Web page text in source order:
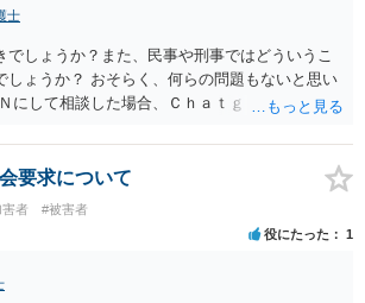
士
でしょうか？また、民事や刑事ではどういうこ
しょうか？ おそらく、何らの問題もないと思い
にして相談した場合、Ｃｈａｔｇｐｔがｏｐｅ
が、個人名や会社名を特定していない限り、一
て回答に織り込まれる可能性が生じるにすぎま
体が、秘密情報に当たるとは思えませんし、名
社に対する誹謗中傷の不特定多数への公開に
ん。 もちろん、誰がその内容をｃｈａｔｇｐｔ
にしられることはないので、個人や会社の特定
で（おそらく特定して書き込んだとして
要求について
者 #被害者
役にたった 1